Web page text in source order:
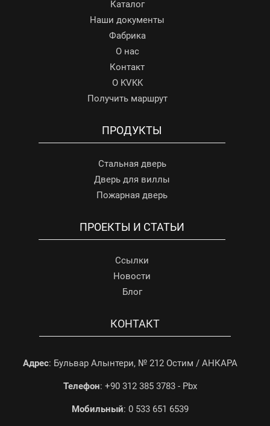
Каталог
Наши документы
Фабрика
О нас
Контакт
О KVKK
Получить маршрут
ПРОДУКТЫ
Стальная дверь
Дверь для виллы
Пожарная дверь
ПРОЕКТЫ И СТАТЬИ
Ссылки
Новости
Блог
КОНТАКТ
Адрес: Бульвар Алынтери, № 212 Остим / АНКАРА
Телефон: +90 312 385 3783 - Pbx
Мобильный: 0 533 651 6539